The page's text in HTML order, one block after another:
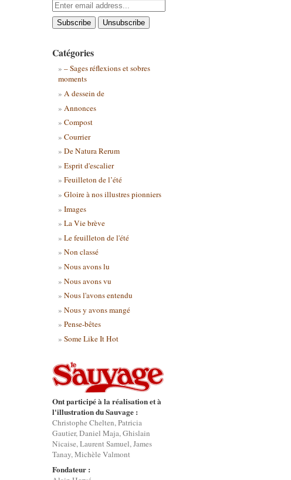
Catégories
– Sages réflexions et sobres
moments
A dessein de
Annonces
Compost
Courrier
De Natura Rerum
Esprit d'escalier
Feuilleton de l’été
Gloire à nos illustres pionniers
Images
La Vie brève
Le feuilleton de l'été
Non classé
Nous avons lu
Nous avons vu
Nous l'avons entendu
Nous y avons mangé
Pense-bêtes
Some Like It Hot
Ont participé à la réalisation et à
l'illustration du Sauvage :
Christophe Chelten, Patricia
Gautier, Daniel Maja, Ghislain
Nicaise, Laurent Samuel, James
Tanay, Michèle Valmont
Fondateur :